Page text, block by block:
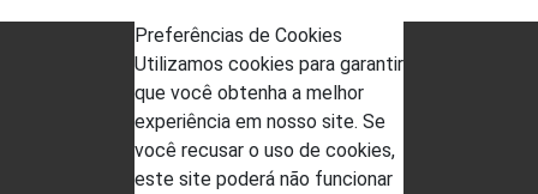
Preferências de Cookies
Utilizamos cookies para garantir
que você obtenha a melhor
experiência em nosso site. Se
você recusar o uso de cookies,
este site poderá não funcionar